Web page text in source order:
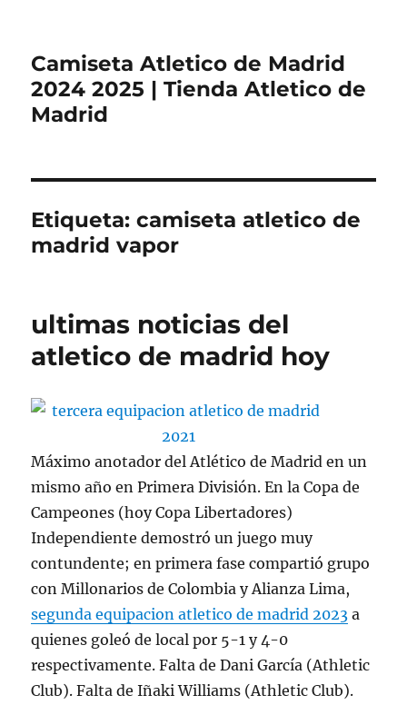
Camiseta Atletico de Madrid
2024 2025 | Tienda Atletico de
Madrid
Etiqueta:camiseta atletico de
madrid vapor
ultimas noticias del
atletico de madrid hoy
Máximo anotador del Atlético de Madrid en un
mismo año en Primera División. En la Copa de
Campeones (hoy Copa Libertadores)
Independiente demostró un juego muy
contundente; en primera fase compartió grupo
con Millonarios de Colombia y Alianza Lima,
segunda equipacion atletico de madrid 2023 a
quienes goleó de local por 5-1 y 4-0
respectivamente. Falta de Dani García (Athletic
Club). Falta de Iñaki Williams (Athletic Club).